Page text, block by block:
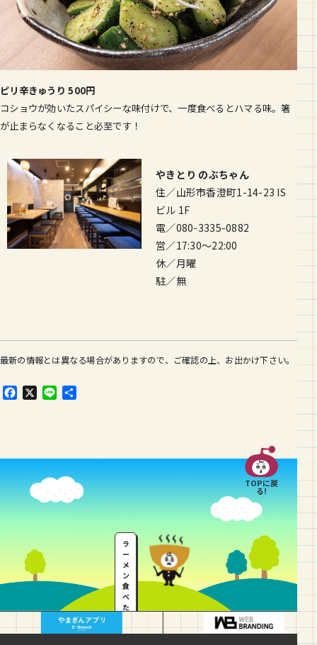
ピリ辛きゅうり 500円
コショウが効いたスパイシーな味付けで、一度食べるとハマる味。箸
が止まらなくなること必至です！
やきとり のぶちゃん
住／山形市香澄町1-14-23 IS
ビル 1F
電／080-3335-0882
営／17:30〜22:00
休／月曜
駐／無
最新の情報とは異なる場合がありますので、ご確認の上、お出かけ下さい。
F
o
o
k
X
L
TOPに戻
る!
ラ
ー
メ
ン
食
べ
た